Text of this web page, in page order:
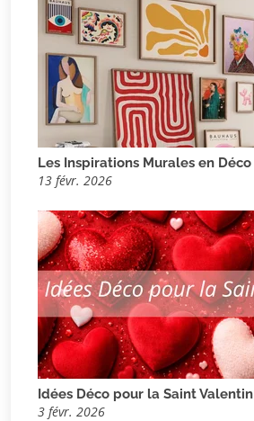
Les Inspirations Murales en Déco
13 févr. 2026
Idées Déco pour la Saint Valentin
3 févr. 2026